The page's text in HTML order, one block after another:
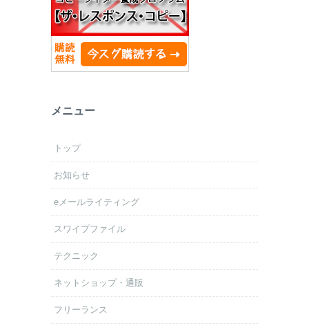
メニュー
トップ
お知らせ
eメールライティング
スワイプファイル
テクニック
ネットショップ・通販
フリーランス